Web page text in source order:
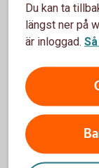
Lina Löfquist
Privatrådgivare
55981
post
Emil Falk
55983
Du kan ta
längst ner på
är inloggad.